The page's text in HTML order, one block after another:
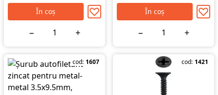
În coș
− +
În coș
− +
cod: 1607 cod: 1421